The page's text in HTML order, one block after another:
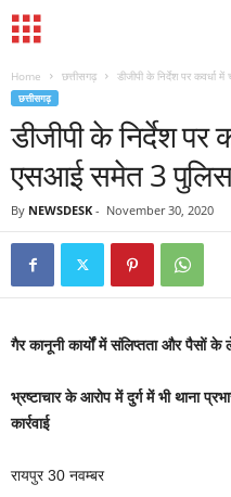
Home छत्तीसगढ़ डीजीपी के निर्देश पर कवर्धा
छत्तीसगढ़
डीजीपी के निर्देश पर
एसआई समेत 3
By NEWSDESK - November 30, 2020
गैर कानूनी कार्यों में संलिप्तता और पैसों के
भ्रष्टाचार के आरोप में दुर्ग में भी थाना
कार्रवाई
रायपुर 30 नवम्बर